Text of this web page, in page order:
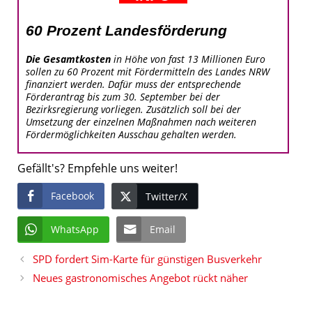
60 Prozent Landesförderung
Die Gesamtkosten in Höhe von fast 13 Millionen Euro
sollen zu 60 Prozent mit Fördermitteln des Landes NRW
finanziert werden. Dafür muss der entsprechende
Förderantrag bis zum 30. September bei der
Bezirksregierung vorliegen. Zusätzlich soll bei der
Umsetzung der einzelnen Maßnahmen nach weiteren
Fördermöglichkeiten Ausschau gehalten werden.
Gefällt's? Empfehle uns weiter!
Facebook Twitter/X
WhatsApp Email
SPD fordert Sim-Karte für günstigen Busverkehr
Neues gastronomisches Angebot rückt näher